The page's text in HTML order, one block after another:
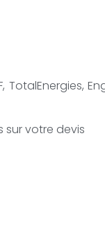
TotalEnergies,
sur votre devis